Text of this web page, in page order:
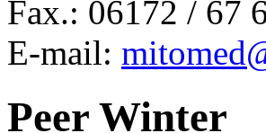
Fax.: 06172 / 67
E-mail:
Peer Winter